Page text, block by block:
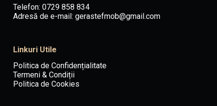
Telefon: 0729 858 834
Adresă de e-mail: gerastefmob@gmail.com
Linkuri Utile
Politica de Confidențialitate
Termeni & Condiții
Politica de Cookies